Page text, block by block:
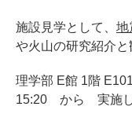
施設見学として、 地
や火山の研究紹介
理学部 E館 1階
15:20 から 実施し